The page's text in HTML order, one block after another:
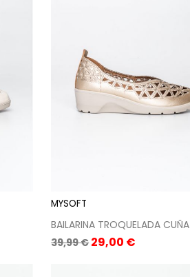
MYSOFT
BAILARINA TROQUELADA CUÑA
Precio
39,99 €Precio
29,00 €